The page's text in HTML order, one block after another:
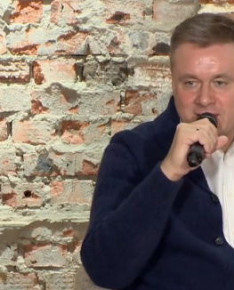
Перейти к основному содержанию